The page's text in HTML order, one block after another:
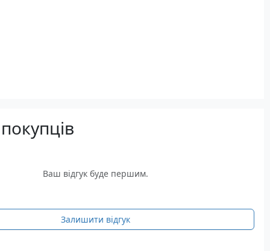
Ваш відгук буде першим.
Залишити відгук